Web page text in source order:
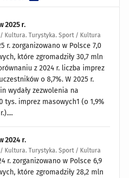
2025 r.
Kultura. Turystyka. Sport / Kultura
r. zorganizowano w Polsce 7,0
które zgromadziły 30,7 mln
z 2024 r. liczba imprez
o 8,7%. W 2025 r.
wydały zezwolenia na
tys. imprez masowych1 (o 1,9%
2024 r.
Kultura. Turystyka. Sport / Kultura
r. zorganizowano w Polsce 6,9
które zgromadziły 28,2 mln